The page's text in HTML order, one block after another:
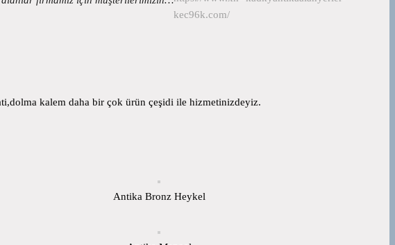
kec96k.com/
kalem daha bir çok ürün çeşidi ile hizmetinizdeyiz.
Antika Bronz Heykel